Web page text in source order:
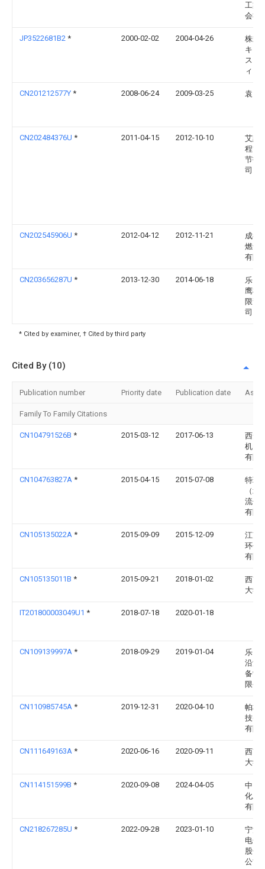
工業
会社
JP3522681B2 * 2000-02-02 2004-04-26
株式
キッ
スシ
ィー
CN201212577Y * 2008-06-24 2009-03-25 袁勇
CN202484376U * 2011-04-15 2012-10-10
艾默
程管
节技
司
CN202545906U * 2012-04-12 2012-11-21
成都
燃气
有限
CN203656287U * 2013-12-30 2014-06-18
乐山
鹰模
限责
司
* Cited by examiner, † Cited by third party
Cited By (10)
Publication number Priority date Publication date
Family To Family Citations
CN104791526B * 2015-03-12 2017-06-13
西安
机电
有限
CN104763827A * 2015-04-15 2015-07-08
特瑞
（北
流体
有限
CN105135022A * 2015-09-09 2015-12-09
江苏
环保
有限
CN105135011B * 2015-09-21 2018-01-02
西南
大学
IT201800003049U1 * 2018-07-18 2020-01-18
CN109139997A * 2018-09-29 2019-01-04
乐山
沿油
备制
限公
CN110985745A * 2019-12-31 2020-04-10
帕格
技(太
有限
CN111649163A * 2020-06-16 2020-09-11
西南
大学
CN114151599B * 2020-09-08 2024-04-05
中国
化工
有限
CN218267285U * 2022-09-28 2023-01-10
宁波
电子
股份
公司